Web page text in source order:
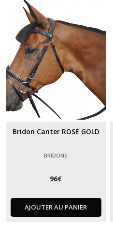
Bridon Canter ROSE GOLD
BRIDONS
96€
AJOUTER AU PANIER